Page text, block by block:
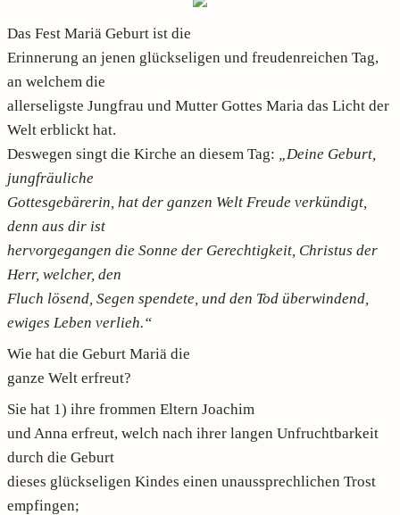
Das Fest Mariä Geburt ist die
Erinnerung an jenen glückseligen und freudenreichen Tag,
an welchem die
allerseligste Jungfrau und Mutter Gottes Maria das Licht der
Welt erblickt hat.
Deswegen singt die Kirche an diesem Tag: „Deine Geburt,
jungfräuliche
Gottesgebärerin, hat der ganzen Welt Freude verkündigt,
denn aus dir ist
hervorgegangen die Sonne der Gerechtigkeit, Christus der
Herr, welcher, den
Fluch lösend, Segen spendete, und den Tod überwindend,
ewiges Leben verlieh.“
Wie hat die Geburt Mariä die
ganze Welt erfreut?
Sie hat 1) ihre frommen Eltern Joachim
und Anna erfreut, welch nach ihrer langen Unfruchtbarkeit
durch die Geburt
dieses glückseligen Kindes einen unaussprechlichen Trost
empfingen;